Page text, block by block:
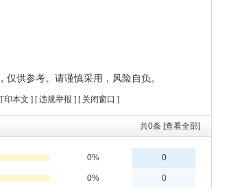
供参考。请谨慎采用，风险自负。
印本文 ] [违规举报 ] [ 关闭窗口 ]
共0条 [查看全部]